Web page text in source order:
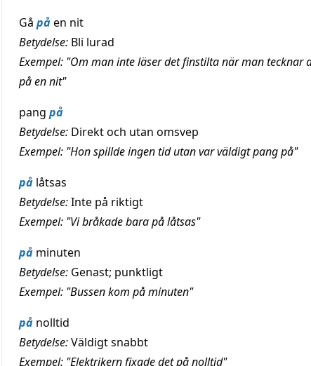
Gå påen nit
Betydelse: Bli lurad
Exempel: "Om man inte läser det finstilta när man tecknar
på en nit"
pang på
Betydelse: Direkt och utan omsvep
Exempel: "Hon spillde ingen tid utan var väldigt pang på"
på låtsas
Betydelse:Inte på riktigt
Exempel: "Vi bråkade bara på låtsas"
på minuten
Betydelse: Genast; punktligt
Exempel: "Bussen kom på minuten"
på nolltid
Betydelse:Väldigt snabbt
Exempel: "Elektrikern fixade det på nolltid"